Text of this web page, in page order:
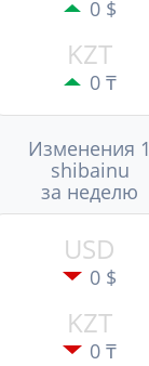
0 $
KZT
0 ₸
Изменения 1
shibainu
за неделю
USD
0 $
KZT
0 ₸